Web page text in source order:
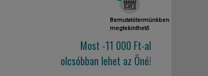
Bemutatótermünkben
megtekinthető
Most -11 000 Ft-al
olcsóbban lehet az Öné!